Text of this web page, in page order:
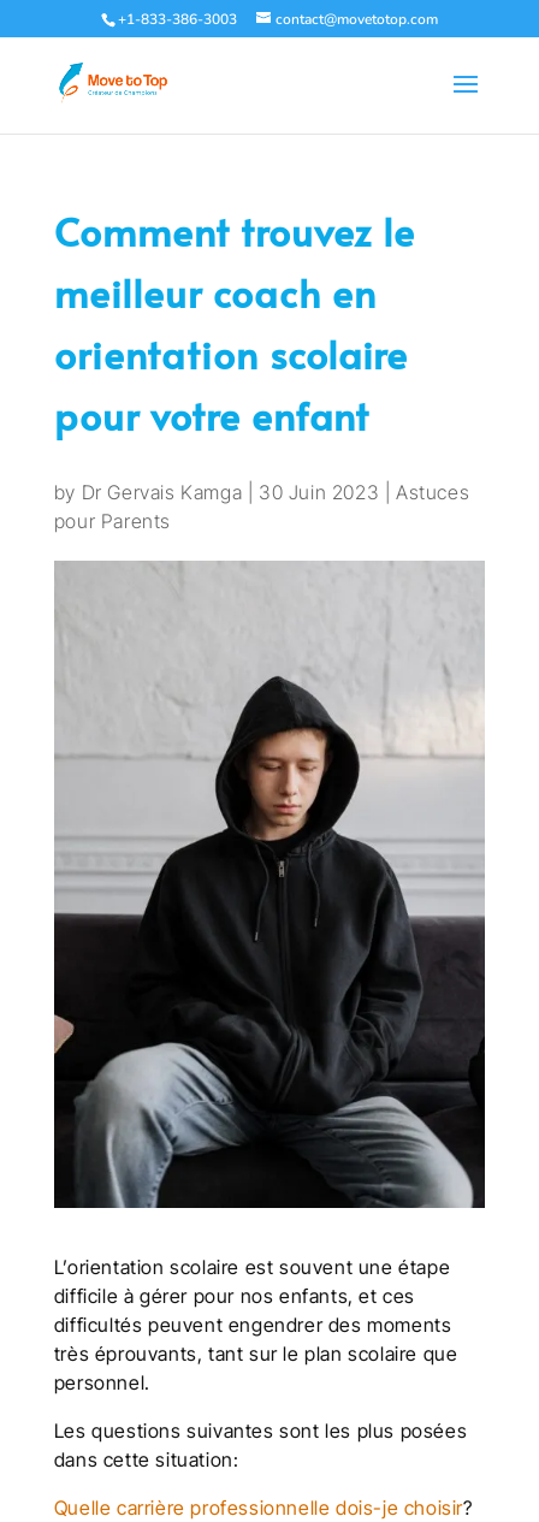
+1-833-386-3003 contact@movetotop.com
Comment trouvez le
meilleur coach en
orientation scolaire
pour votre enfant
by Dr Gervais Kamga 30 Juin 2023 |Astuces
pour Parents
L’orientation scolaire est souvent une étape
difficile à gérer pour nos enfants, et ces
difficultés peuvent engendrer des moments
très éprouvants, tant sur le plan scolaire que
personnel.
Les questions suivantes sont les plus posées
dans cette situation:
Quelle carrière professionnelle dois-je choisir?